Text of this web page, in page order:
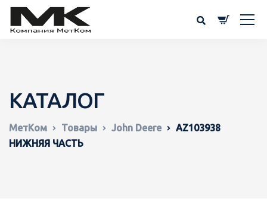
КАТАЛОГ
МетКом Товары John Deere
AZ103938
НИЖНЯЯ ЧАСТЬ